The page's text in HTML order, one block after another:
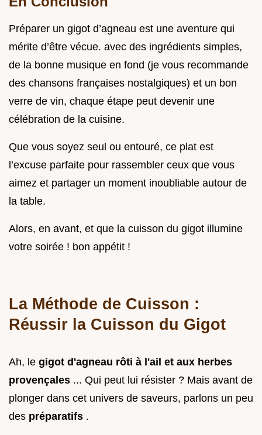
Préparer un gigot d’agneau est une aventure qui
mérite d’être vécue. avec des ingrédients simples,
de la bonne musique en fond (je vous recommande
des chansons françaises nostalgiques) et un bon
verre de vin, chaque étape peut devenir une
célébration de la cuisine.
Que vous soyez seul ou entouré, ce plat est
l’excuse parfaite pour rassembler ceux que vous
aimez et partager un moment inoubliable autour de
la table.
Alors, en avant, et que la cuisson du gigot illumine
votre soirée ! bon appétit !
La Méthode de Cuisson :
Réussir la Cuisson du Gigot
Ah, le gigot d'agneau rôti à l'ail et aux herbes
provençales ... Qui peut lui résister ? Mais avant de
plonger dans cet univers de saveurs, parlons un peu
des préparatifs .